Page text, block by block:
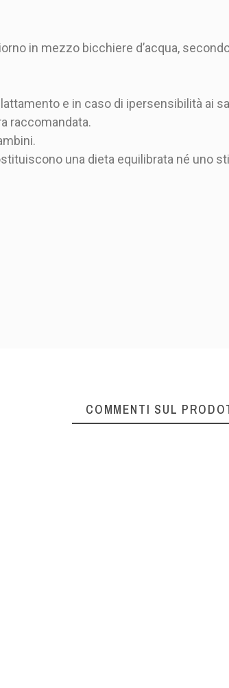
in mezzo bicchiere d’acqua,
e in caso di ipersensibilità ai
raccomandata.
una dieta equilibrata né uno
COMMENTI SUL